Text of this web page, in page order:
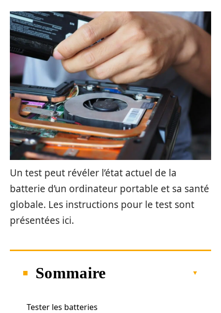
Un test peut révéler l’état actuel de la
batterie d’un ordinateur portable et sa santé
globale. Les instructions pour le test sont
présentées ici.
Sommaire
Tester les batteries